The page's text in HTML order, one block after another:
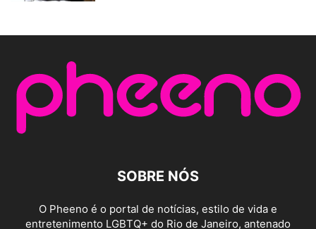
SOBRE NÓS
O Pheeno é o portal de notícias, estilo de vida e
entretenimento LGBTQ+ do Rio de Janeiro, antenado